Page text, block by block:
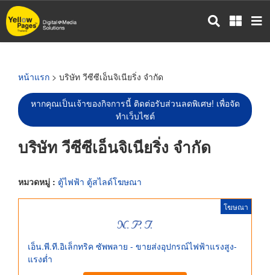
ข้าม
ไป
หน้าแรก > บริษัท วีซีซีเอ็นจิเนียริ่ง จำกัด
หากคุณเป็นเจ้าของกิจการนี้ ติดต่อรับส่วนลดพิเศษ! เพื่อจัด
ทำเว็บไซต์
บริษัท วีซีซีเอ็นจิเนียริ่ง จำกัด
หมวดหมู่ : ตู้ไฟฟ้า ตู้สไลด์โฆษณา
โฆษณา
เอ็น.พี.ที.อิเล็กทริค ซัพพลาย - ขายส่งอุปกรณ์ไฟฟ้าแรงสูง-
แรงต่ำ